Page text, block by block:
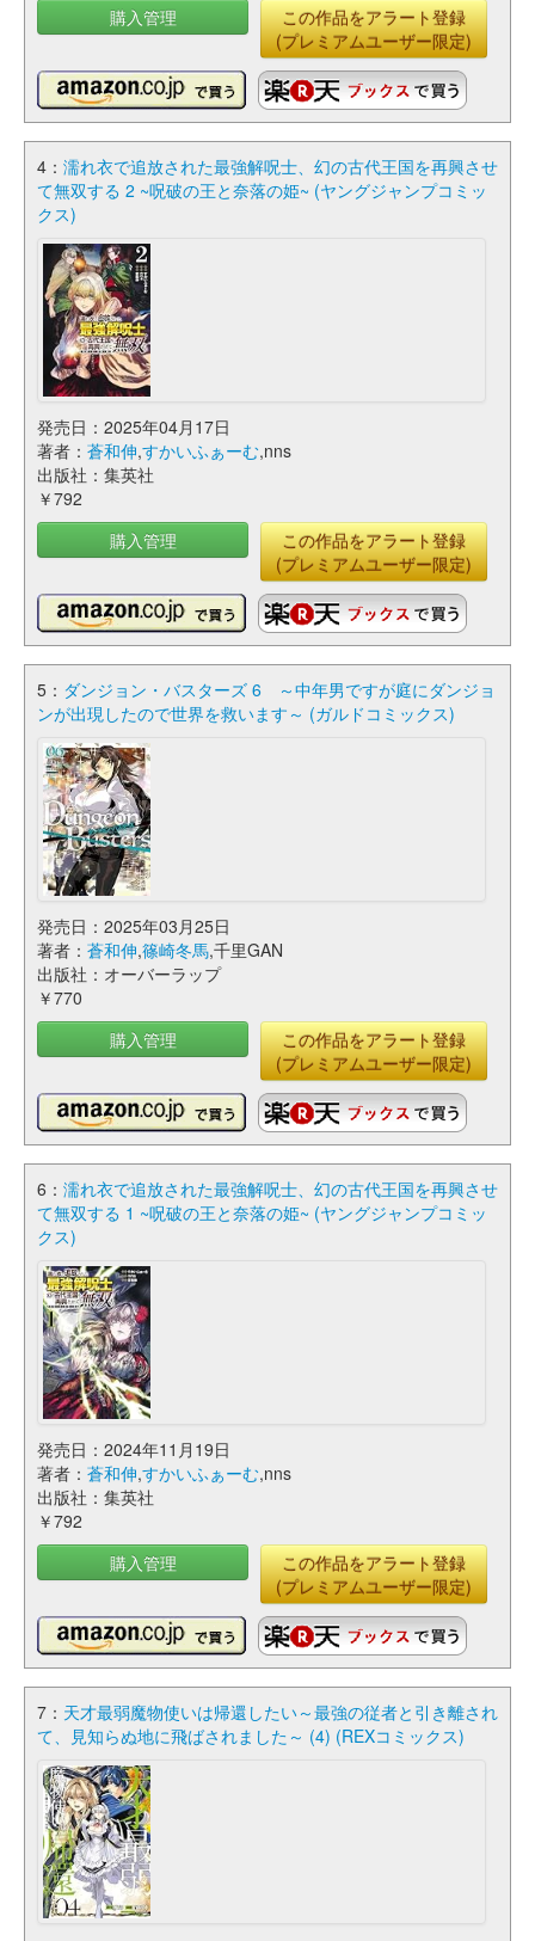
購入管理
この作品をアラート登録
(プレミアムユーザー限定)
4： 濡れ衣で追放された最強解呪士、幻の古代王国を再興させ
て無双する 2 ~呪破の王と奈落の姫~ (ヤングジャンプコミッ
クス)
発売日：2025年04月17日
著者： 蒼和伸,すかいふぁーむ,nns
出版社：集英社
￥792
購入管理
この作品をアラート登録
(プレミアムユーザー限定)
5： ダンジョン・バスターズ 6 ～中年男ですが庭にダンジョ
ンが出現したので世界を救います～ (ガルドコミックス)
発売日：2025年03月25日
著者： 蒼和伸,篠崎冬馬,千里GAN
出版社：オーバーラップ
￥770
購入管理
この作品をアラート登録
(プレミアムユーザー限定)
6： 濡れ衣で追放された最強解呪士、幻の古代王国を再興させ
て無双する 1 ~呪破の王と奈落の姫~ (ヤングジャンプコミッ
クス)
発売日：2024年11月19日
著者： 蒼和伸,すかいふぁーむ,nns
出版社：集英社
￥792
購入管理
この作品をアラート登録
(プレミアムユーザー限定)
7： 天才最弱魔物使いは帰還したい～最強の従者と引き離され
て、見知らぬ地に飛ばされました～ (4) (REXコミックス)